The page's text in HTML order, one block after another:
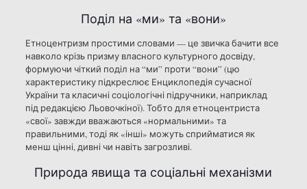
Поділ на «ми» та «вони»
Етноцентризм простими словами — це звичка бачити все
навколо крізь призму власного культурного досвіду,
формуючи чіткий поділ на “ми” проти “вони” (цю
характеристику підкреслює Енциклопедія сучасної
України та класичні соціологічні підручники, наприклад
під редакцією Льовочкіної). Тобто для етноцентриста
«свої» завжди вважаються «нормальними» та
правильними, тоді як «інші» можуть сприйматися як
менш цінні, дивні чи навіть загрозливі.
Природа явища та соціальні механізми